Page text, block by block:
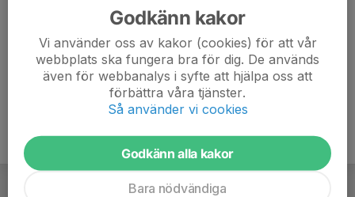
Godkänn kakor
Vi använder oss av kakor (cookies) för att vår
webbplats ska fungera bra för dig. De används
även för webbanalys i syfte att hjälpa oss att
förbättra våra tjänster.
Så använder vi cookies
Godkänn alla kakor
Bara nödvändiga